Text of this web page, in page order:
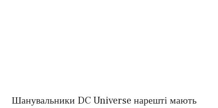
Шанувальники DC Universe нарешті мають